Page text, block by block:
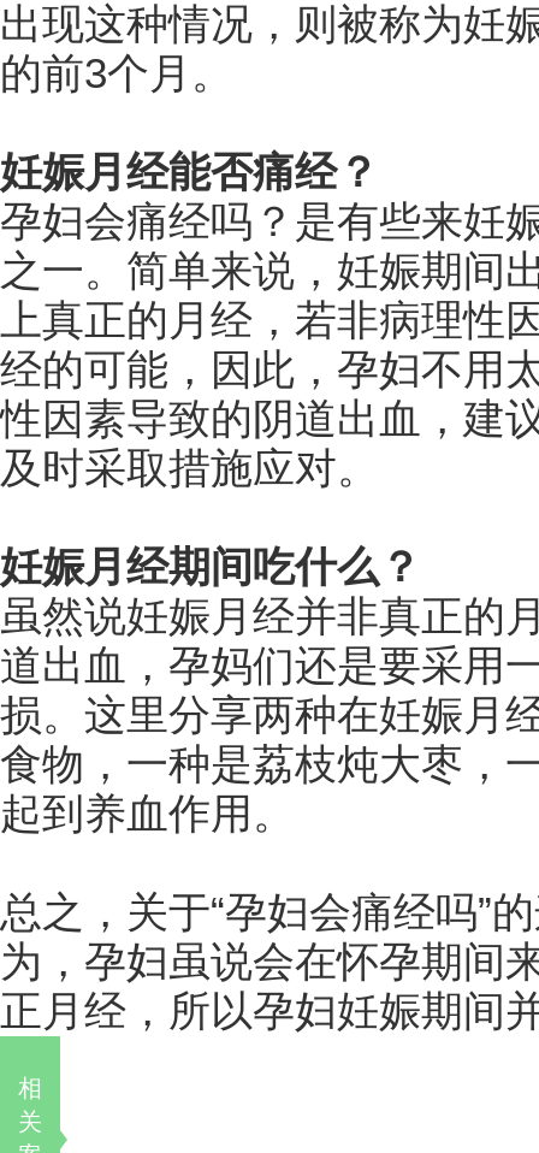
出现这种情况，则被称为妊
的前3个月。
妊娠月经能否痛经？
孕妇会痛经吗？是有些来妊
之一。简单来说，妊娠期间
上真正的月经，若非病理性
经的可能，因此，孕妇不用
性因素导致的阴道出血，建
及时采取措施应对。
妊娠月经期间吃什么？
虽然说妊娠月经并非真正的
道出血，孕妈们还是要采用
损。这里分享两种在妊娠月
食物，一种是荔枝炖大枣，
起到养血作用。
总之，关于“孕妇会痛经吗”
为，孕妇虽说会在怀孕期间
正月经，所以孕妇妊娠期间
相
关